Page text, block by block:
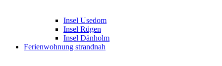
Insel Usedom
Insel Rügen
Insel Dänholm
Ferienwohnung strandnah